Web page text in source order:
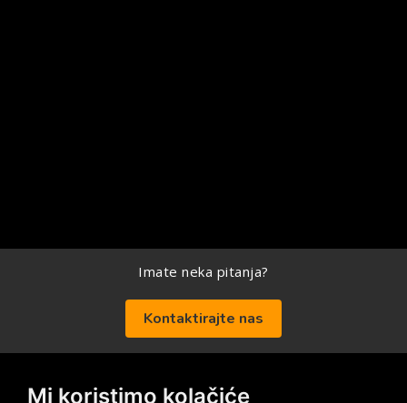
Mi koristimo kolačiće
Imate neka pitanja?
Kontaktirajte nas
Posetite nas na društvenim mrežama